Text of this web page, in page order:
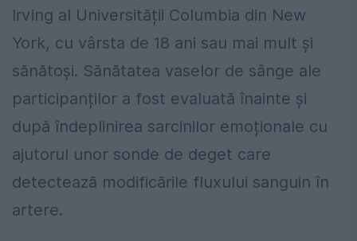
Irving al Universității Columbia din New
York, cu vârsta de 18 ani sau mai mult și
sănătoși. Sănătatea vaselor de sânge ale
participanților a fost evaluată înainte și
după îndeplinirea sarcinilor emoționale cu
ajutorul unor sonde de deget care
detectează modificările fluxului sanguin în
artere.